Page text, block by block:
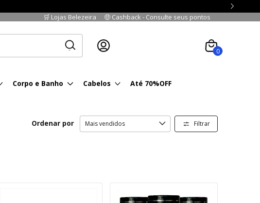
🛒 Lojas Belezeira 🤑 Cashback - Consulte seus pontos
0
Corpo e Banho Cabelos Até 70%OFF
Ordenar por Filtrar